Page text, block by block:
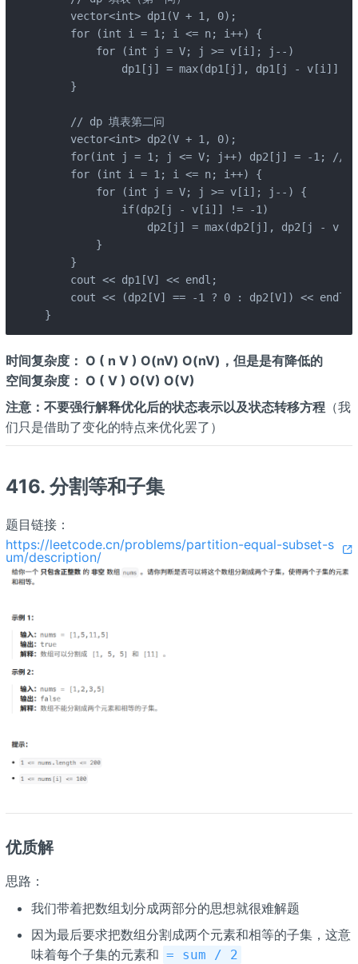
    vector<int> dp1(V + 1, 0);
    for (int i = 1; i <= n; i++) {
        for (int j = V; j >= v[i]; j--)
dp1[j] = max(dp1[j], dp1[j - v[i]] +
    }
    // dp 填表第二问
    vector<int> dp2(V + 1, 0);
for(int j = 1; j <= V; j++) dp2[j] = -1; //
    for (int i = 1; i <= n; i++) {
        for (int j = V; j >= v[i]; j--) {
            if(dp2[j - v[i]] != -1)
dp2[j] = max(dp2[j], dp2[j -
        }
    }
    cout << dp1[V] << endl;
    cout << (dp2[V] == -1 ? 0 : dp2[V]) << endl;
}
时间复杂度： O ( n V ) O(nV) O(nV)，但是是有降低的
空间复杂度： O ( V ) O(V) O(V)
注意：不要强行解释优化后的状态表示以及状态转移方程（我
们只是借助了变化的特点来优化罢了）
416. 分割等和子集
题目链接：
https://leetcode.cn/problems/partition-equal-subset-s
um/description/
优质解
思路：
我们带着把数组划分成两部分的思想就很难解题
因为最后要求把数组分割成两个元素和相等的子集，这意
味着每个子集的元素和 = sum / 2